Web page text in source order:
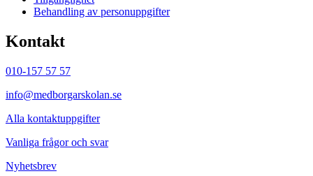
Behandling av personuppgifter
Kontakt
010-157 57 57
info@medborgarskolan.se
Alla kontaktuppgifter
Vanliga frågor och svar
Nyhetsbrev